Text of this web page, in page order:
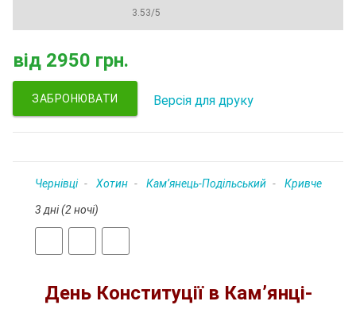
3.53/5
від 2950 грн.
ЗАБРОНЮВАТИ Версія для друку
Чернівці Хотин Кам’янець-Подільський Кривче
3 дні (2 ночі)
День Конституції в Кам’янці-